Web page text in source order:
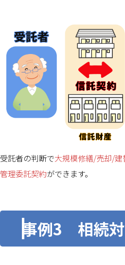
受託者の判断で大規模修繕/売却/
管理委託契約ができます。
事例3 相続対